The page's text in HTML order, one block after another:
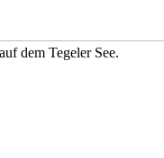
dem Tegeler See.